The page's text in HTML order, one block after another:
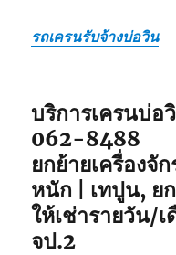
รถเครนรับจ้างบ่อวิน
บริการเครนบ่
062-8488
ยกย้ายเครื่องจั
หนัก | เทปูน, ย
ให้เช่ารายวัน/เ
จป.2